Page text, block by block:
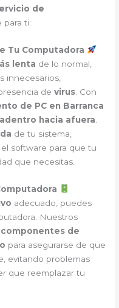
de
para ti:
Tu Computadora
lenta de lo normal,
innecesarios,
devirus . Con
de PC en Barranca
hacia afuera
de tu sistema,
software para que tu
que necesitas.
adecuado, puedes
Nuestros
componentes de
para asegurarse de que
evitando problemas
que reemplazar tu